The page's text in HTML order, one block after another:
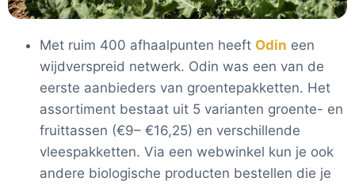
Met ruim 400 afhaalpunten heeft Odin een
wijdverspreid netwerk. Odin was een van de
eerste aanbieders van groentepakketten. Het
assortiment bestaat uit 5 varianten groente- en
fruittassen (€9– €16,25) en verschillende
vleespakketten. Via een webwinkel kun je ook
andere biologische producten bestellen die je